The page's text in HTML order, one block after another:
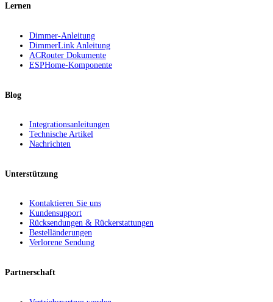
Lernen
Dimmer-Anleitung
DimmerLink Anleitung
ACRouter Dokumente
ESPHome-Komponente
Blog
Integrationsanleitungen
Technische Artikel
Nachrichten
Unterstützung
Kontaktieren Sie uns
Kundensupport
Rücksendungen & Rückerstattungen
Bestelländerungen
Verlorene Sendung
Partnerschaft